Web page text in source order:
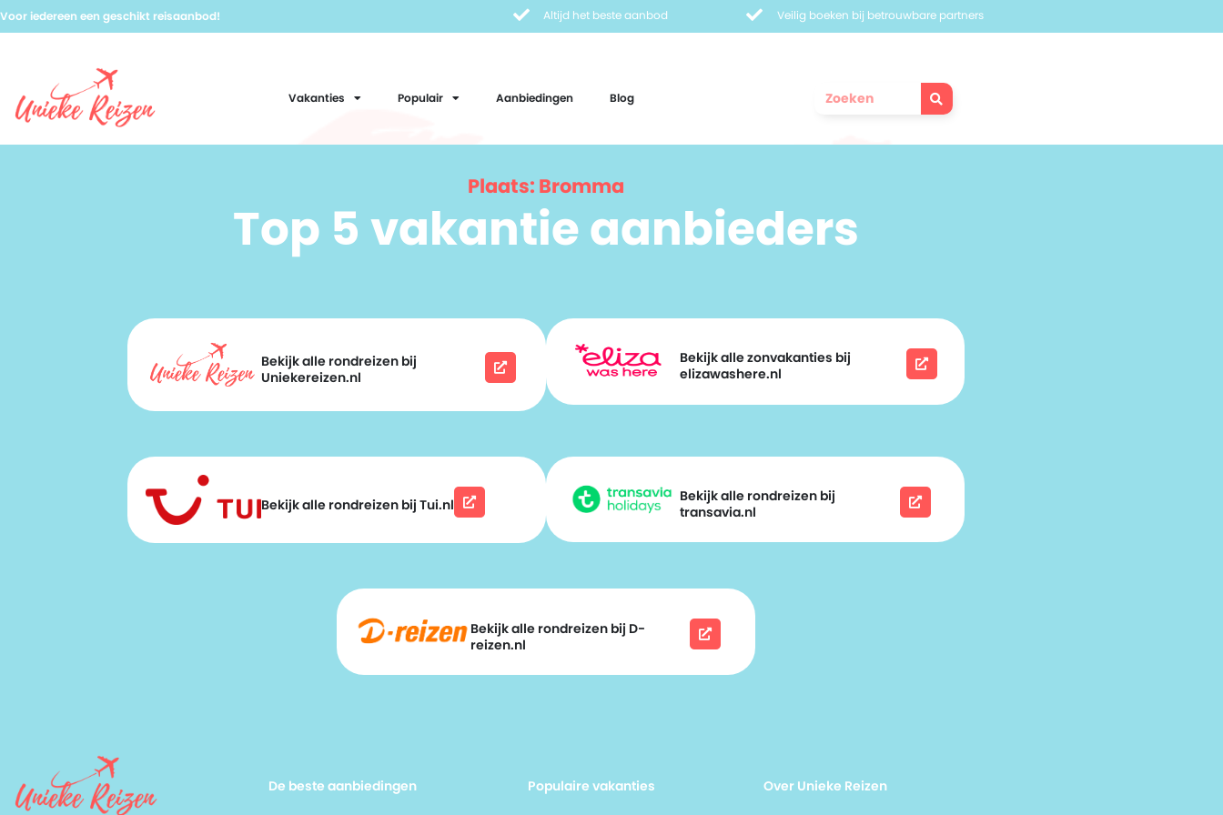
Voor iedereen een geschikt reisaanbod! Altijd het beste aanbod Veilig boeken bij betrouwbare partners
Vakanties Populair Aanbiedingen Blog
Plaats: Bromma
Top 5 vakantie aanbieders
Bekijk alle rondreizen bij
Uniekereizen.nl
Bekijk alle zonvakanties bij
elizawashere.nl
Bekijk alle rondreizen bij Tui.nl
Bekijk alle rondreizen bij
transavia.nl
Bekijk alle rondreizen bij D-
reizen.nl
De beste aanbiedingen Populaire vakanties Over Unieke Reizen